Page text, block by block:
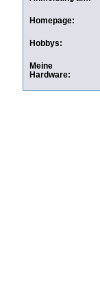
Homepage:
Hobbys:
Meine
Hardware: